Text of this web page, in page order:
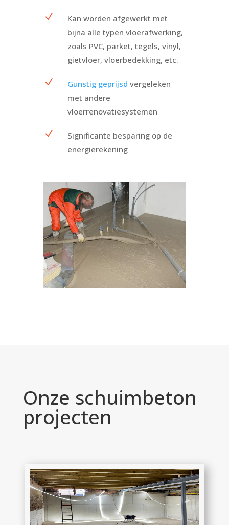
N
Kan worden afgewerkt met
bijna alle typen vloerafwerking,
zoals PVC, parket, tegels, vinyl,
gietvloer, vloerbedekking, etc.
N Gunstig geprijsd vergeleken
met andere
vloerrenovatiesystemen
N
Significante besparing op de
energierekening
Onze schuimbeton
projecten